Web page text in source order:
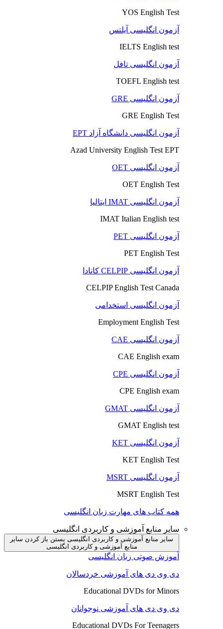
YOS English Test
آزمون انگلیسی آیلتس
IELTS English test
آزمون انگلیسی تافل
TOEFL English test
آزمون انگلیسی GRE
GRE English Test
آزمون انگلیسی دانشگاه آزاد EPT
Azad University English Test EPT
آزمون انگلیسی OET
OET English Test
آزمون انگلیسی IMAT ایتالیا
IMAT Italian English test
آزمون انگلیسی PET
PET English Test
آزمون انگلیسی CELPIP کانادا
CELPIP English Test Canada
آزمون انگلیسی استخدامی
Employment English Test
آزمون انگلیسی CAE
CAE English exam
آزمون انگلیسی CPE
CPE English exam
آزمون انگلیسی GMAT
GMAT English test
آزمون انگلیسی KET
KET English Test
آزمون انگلیسی MSRT
MSRT English Test
همه کتاب های مهارت زبان انگلیسی
سایر منابع آموزشی و کاربردی انگلیسی
سایر منابع آموزشی و کاربردی انگلیسی بستن باز کردن سایر
منابع آموزشی و کاربردی انگلیسی
آموزش صوتی زبان انگلیسی
دی وی دی های آموزشی خردسالان
Educational DVDs for Minors
دی وی دی های آموزشی نوجوانان
Educational DVDs For Teenagers